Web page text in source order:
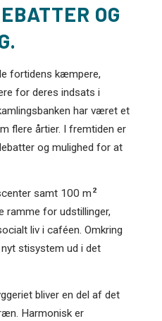
OG
fortidens kæmpere,
for deres indsats i
har været et
flere årtier. I fremtiden er
og mulighed for at
samt 100 m 2
ramme for udstillinger,
liv i caféen. Omkring
stisystem ud i det
bliver en del af det
Harmonisk er